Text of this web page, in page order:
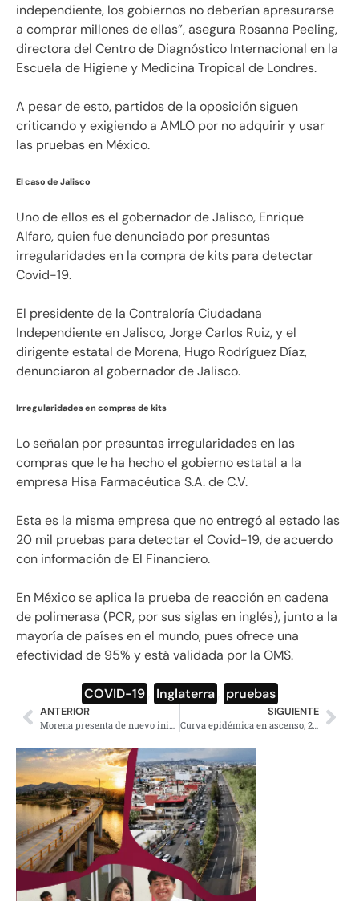
independiente, los gobiernos no deberían apresurarse
a comprar millones de ellas”, asegura Rosanna Peeling,
directora del Centro de Diagnóstico Internacional en la
Escuela de Higiene y Medicina Tropical de Londres.
A pesar de esto, partidos de la oposición siguen
criticando y exigiendo a AMLO por no adquirir y usar
las pruebas en México.
El caso de Jalisco
Uno de ellos es el gobernador de Jalisco, Enrique
Alfaro, quien fue denunciado por presuntas
irregularidades en la compra de kits para detectar
Covid-19.
El presidente de la Contraloría Ciudadana
Independiente en Jalisco, Jorge Carlos Ruiz, y el
dirigente estatal de Morena, Hugo Rodríguez Díaz,
denunciaron al gobernador de Jalisco.
Irregularidades en compras de kits
Lo señalan por presuntas irregularidades en las
compras que le ha hecho el gobierno estatal a la
empresa Hisa Farmacéutica S.A. de C.V.
Esta es la misma empresa que no entregó al estado las
20 mil pruebas para detectar el Covid-19, de acuerdo
con información de El Financiero.
En México se aplica la prueba de reacción en cadena
de polimerasa (PCR, por sus siglas en inglés), junto a la
mayoría de países en el mundo, pues ofrece una
efectividad de 95% y está validada por la OMS.
COVID-19 Inglaterra pruebas
ANTERIOR SIGUIENTE
Curva epidémica en ascenso, 2 mil 871 confirmados y 171 muertes: Salud